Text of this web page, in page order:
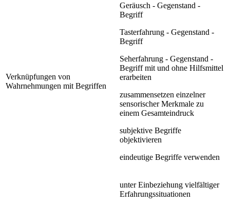
Verknüpfungen von
Wahrnehmungen mit Begriffen
Geräusch - Gegenstand -
Begriff
Tasterfahrung - Gegenstand -
Begriff
Seherfahrung - Gegenstand -
Begriff mit und ohne Hilfsmittel
erarbeiten
zusammensetzen einzelner
sensorischer Merkmale zu
einem Gesamteindruck
subjektive Begriffe
objektivieren
eindeutige Begriffe verwenden
unter Einbeziehung vielfältiger
Erfahrungssituationen